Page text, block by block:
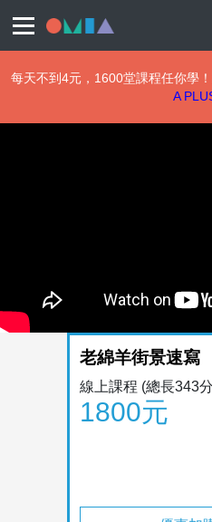
每天不到4元，1600堂課程任你學
A
老綿羊街景速寫
線上課程 (總長343
1800元